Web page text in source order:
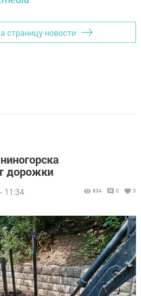
страницу новости
дорожки
11:34 834 0 0